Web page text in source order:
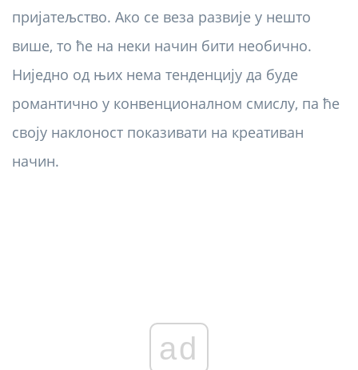
пријатељство. Ако се веза развије у нешто
више, то ће на неки начин бити необично.
Ниједно од њих нема тенденцију да буде
романтично у конвенционалном смислу, па ће
своју наклоност показивати на креативан
начин.
ad